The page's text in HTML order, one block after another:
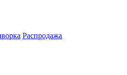
Распродажа